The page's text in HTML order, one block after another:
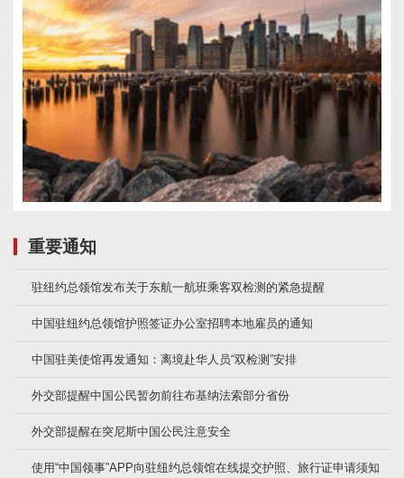
重要通知
驻纽约总领馆发布关于东航一航班乘客双检测的紧急提醒
中国驻纽约总领馆护照签证办公室招聘本地雇员的通知
中国驻美使馆再发通知：离境赴华人员“双检测”安排
外交部提醒中国公民暂勿前往布基纳法索部分省份
外交部提醒在突尼斯中国公民注意安全
使用“中国领事”APP向驻纽约总领馆在线提交护照、旅行证申请须知